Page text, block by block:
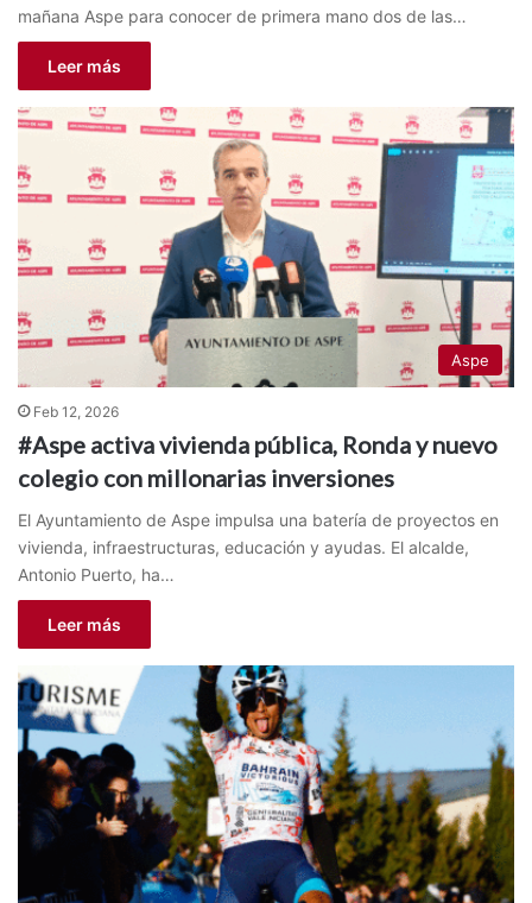
mañana Aspe para conocer de primera mano dos de las…
Leer más
Aspe
Feb 12, 2026
#Aspe activa vivienda pública, Ronda y nuevo
colegio con millonarias inversiones
El Ayuntamiento de Aspe impulsa una batería de proyectos en
vivienda, infraestructuras, educación y ayudas. El alcalde,
Antonio Puerto, ha…
Leer más